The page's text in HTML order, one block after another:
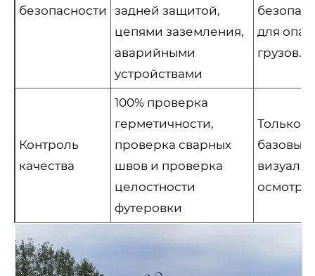
безопасности
задней защитой,
цепями заземления,
аварийными
устройствами
для
грузов.
Контроль
качества
100% проверка
герметичности,
проверка сварных
швов и проверка
целостности
футеровки
Только
базовый
осмотр